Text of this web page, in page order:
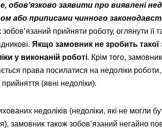
обов’язково заявити про виявлені
або приписами чинного
прийняти роботу, оглянути її
Якщо замовник не зробить такої
у виконаній роботі. Крім того,
права посилатися на недоліки
прийняття (явні недоліки).
недоліків (недоліки, які не могли
замовник також зобов’язаний негайно